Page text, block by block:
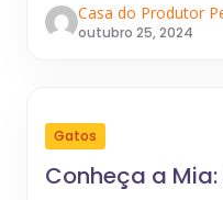
Casa do Produtor
outubro 25, 2024
Gatos
Conheça a